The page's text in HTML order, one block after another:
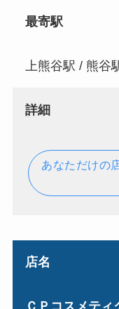
最寄駅
上熊谷駅 / 熊谷
詳細
あなただけの
店名
ＣＰコスメテ